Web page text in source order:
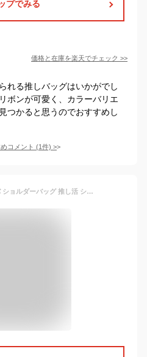
プでみる
価格と在庫を楽天でチェック >>
れる推しバッグはいかがでし
ボンが可愛く、カラーバリエ
つかると思うのでおすすめし
コメント (1件) >
[Liebendo] 痛バッグ 痛バ ショルダーバッグ 推し活 ショルダーバック 横長 ホーボーバッグ リボン Y2K 肩掛け 痛バック 可愛い 推し活 グッズ ぬいぐるみ 鞄 人気 おしゃれ かわいい 可愛い (シルバー)